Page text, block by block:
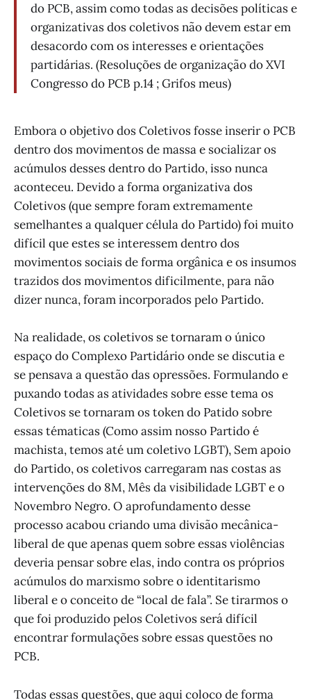
do PCB, assim como todas as decisões políticas e
organizativas dos coletivos não devem estar em
desacordo com os interesses e orientações
partidárias. (Resoluções de organização do XVI
Congresso do PCB p.14 ; Grifos meus)
Embora o objetivo dos Coletivos fosse inserir o PCB
dentro dos movimentos de massa e socializar os
acúmulos desses dentro do Partido, isso nunca
aconteceu. Devido a forma organizativa dos
Coletivos (que sempre foram extremamente
semelhantes a qualquer célula do Partido) foi muito
difícil que estes se interessem dentro dos
movimentos sociais de forma orgânica e os insumos
trazidos dos movimentos dificilmente, para não
dizer nunca, foram incorporados pelo Partido.
Na realidade, os coletivos se tornaram o único
espaço do Complexo Partidário onde se discutia e
se pensava a questão das opressões. Formulando e
puxando todas as atividades sobre esse tema os
Coletivos se tornaram os token do Patido sobre
essas tématicas (Como assim nosso Partido é
machista, temos até um coletivo LGBT), Sem apoio
do Partido, os coletivos carregaram nas costas as
intervenções do 8M, Mês da visibilidade LGBT e o
Novembro Negro. O aprofundamento desse
processo acabou criando uma divisão mecânica-
liberal de que apenas quem sobre essas violências
deveria pensar sobre elas, indo contra os próprios
acúmulos do marxismo sobre o identitarismo
liberal e o conceito de “local de fala”. Se tirarmos o
que foi produzido pelos Coletivos será difícil
encontrar formulações sobre essas questões no
PCB.
Todas essas questões, que aqui coloco de forma